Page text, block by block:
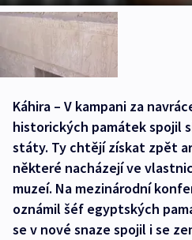
Káhira – V kampani za
historických památek spojil
státy. Ty chtějí získat zpět
některé nacházejí ve
muzeí. Na mezinárodní
oznámil šéf egyptských
se v nové snaze spojil i se